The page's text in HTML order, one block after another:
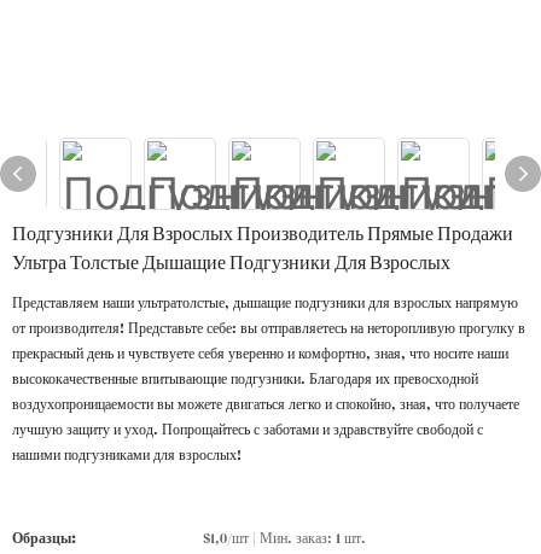
Подгузники Для Взрослых Производитель Прямые Продажи
Ультра Толстые Дышащие Подгузники Для Взрослых
Представляем наши ультратолстые, дышащие подгузники для взрослых напрямую
от производителя! Представьте себе: вы отправляетесь на неторопливую прогулку в
прекрасный день и чувствуете себя уверенно и комфортно, зная, что носите наши
высококачественные впитывающие подгузники. Благодаря их превосходной
воздухопроницаемости вы можете двигаться легко и спокойно, зная, что получаете
лучшую защиту и уход. Попрощайтесь с заботами и здравствуйте свободой с
нашими подгузниками для взрослых!
Образцы:
$1,0/шт | Мин. заказ: 1 шт.